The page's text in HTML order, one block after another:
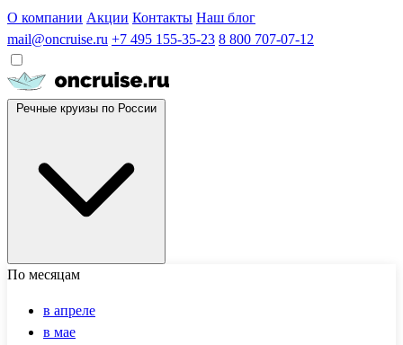
О компании Акции Контакты Наш блог
mail@oncruise.ru +7 495 155-35-23 8 800 707-07-12
По месяцам
в апреле
в мае